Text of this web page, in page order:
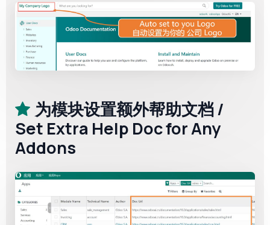
为模块设置额外帮助文档 /
Set Extra Help Doc for Any
Addons